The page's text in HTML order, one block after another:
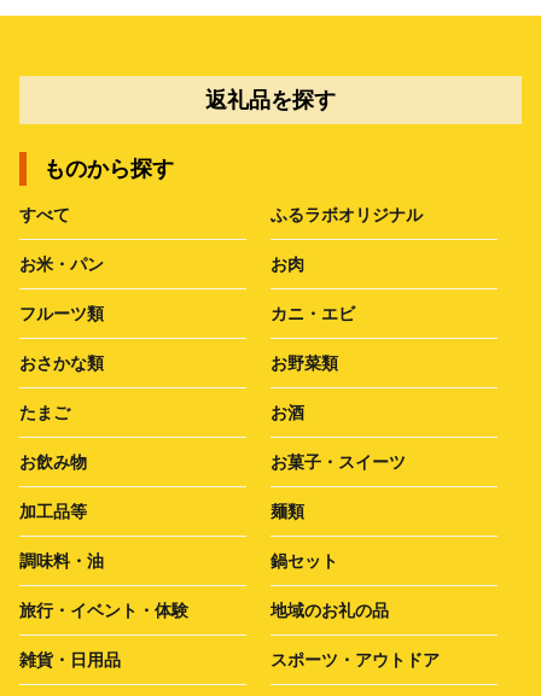
返礼品を探す
ものから探す
すべて ふるラボオリジナル
お米・パン お肉
フルーツ類 カニ・エビ
おさかな類 お野菜類
たまご お酒
お飲み物 お菓子・スイーツ
加工品等 麺類
調味料・油 鍋セット
旅行・イベント・体験 地域のお礼の品
雑貨・日用品 スポーツ・アウトドア